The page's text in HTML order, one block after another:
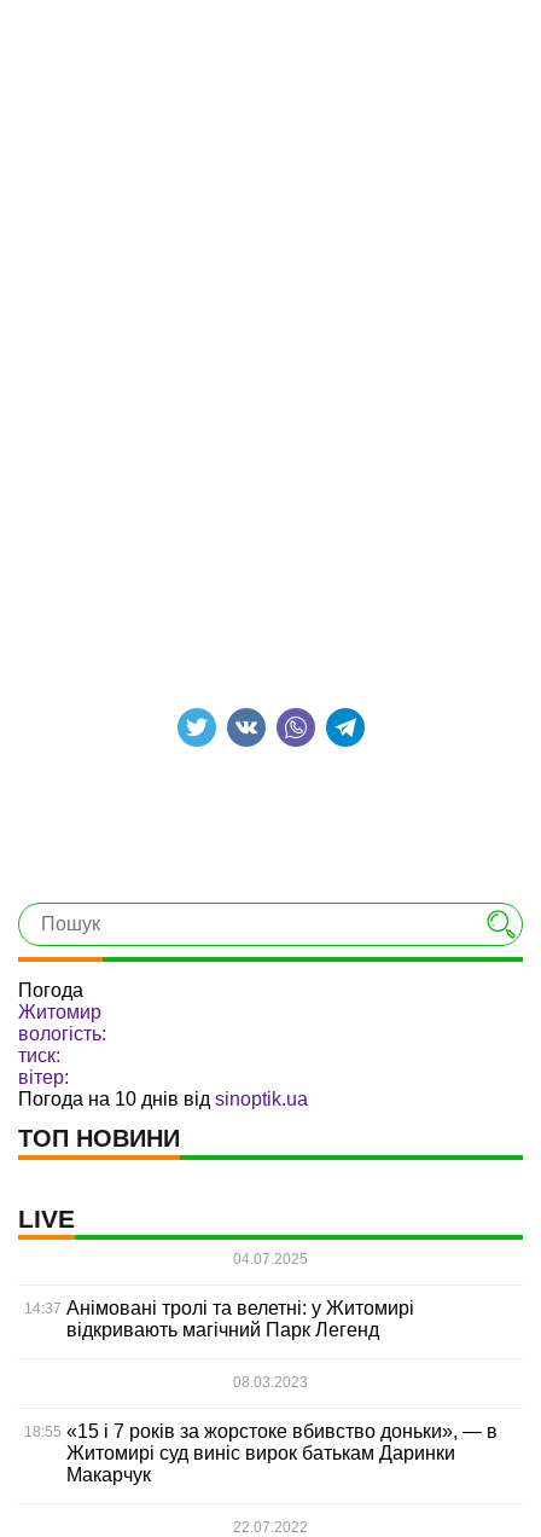
Погода
Житомир
вологість:
тиск:
вітер:
Погода на 10 днів від sinoptik.ua
ТОП НОВИНИ
LIVE
04.07.2025
14:37 Анімовані тролі та велетні: у Житомирі
відкривають магічний Парк Легенд
08.03.2023
18:55 «15 і 7 років за жорстоке вбивство доньки», — в
Житомирі суд виніс вирок батькам Даринки
Макарчук
22.07.2022